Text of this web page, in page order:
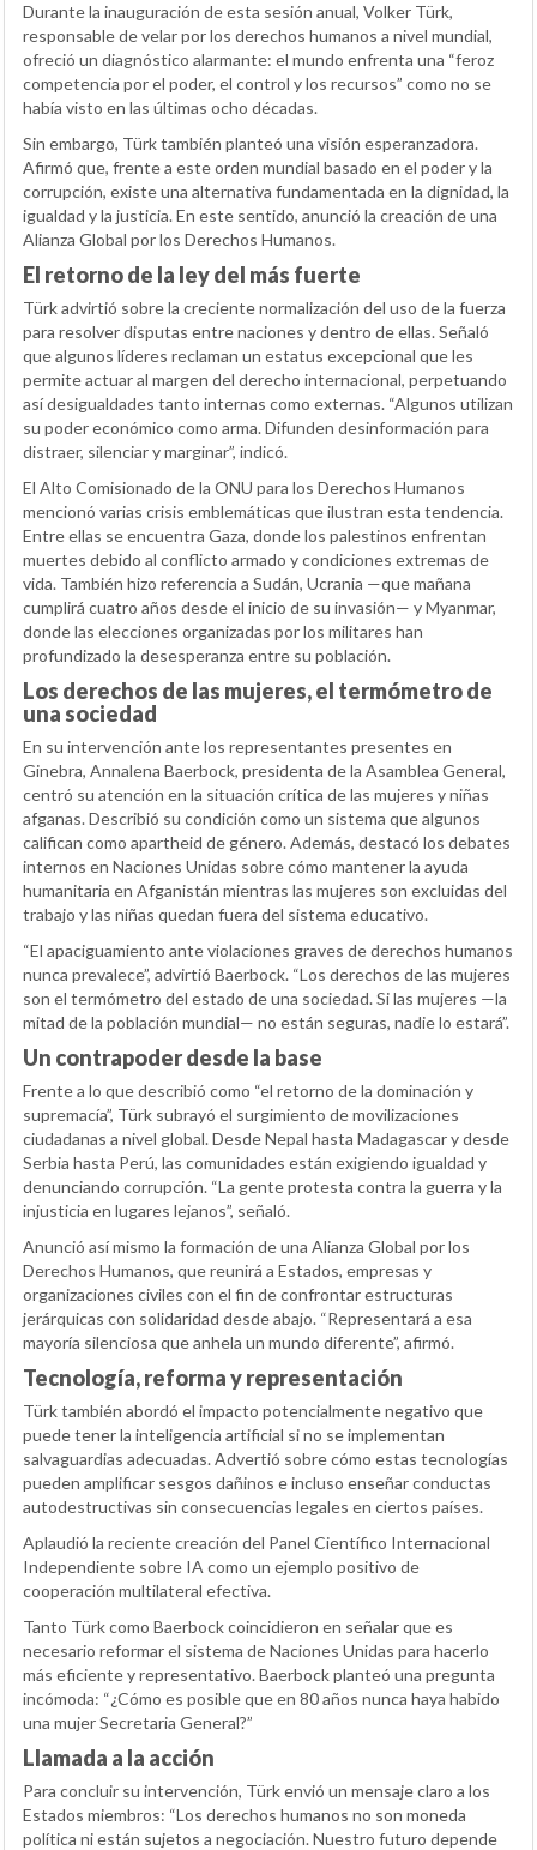
Durante la inauguración de esta sesión anual, Volker Türk,
responsable de velar por los derechos humanos a nivel mundial,
ofreció un diagnóstico alarmante: el mundo enfrenta una “feroz
competencia por el poder, el control y los recursos” como no se
había visto en las últimas ocho décadas.
Sin embargo, Türk también planteó una visión esperanzadora.
Afirmó que, frente a este orden mundial basado en el poder y la
corrupción, existe una alternativa fundamentada en la dignidad, la
igualdad y la justicia. En este sentido, anunció la creación de una
Alianza Global por los Derechos Humanos.
El retorno de la ley del más fuerte
Türk advirtió sobre la creciente normalización del uso de la fuerza
para resolver disputas entre naciones y dentro de ellas. Señaló
que algunos líderes reclaman un estatus excepcional que les
permite actuar al margen del derecho internacional, perpetuando
así desigualdades tanto internas como externas. “Algunos utilizan
su poder económico como arma. Difunden desinformación para
distraer, silenciar y marginar”, indicó.
El Alto Comisionado de la ONU para los Derechos Humanos
mencionó varias crisis emblemáticas que ilustran esta tendencia.
Entre ellas se encuentra Gaza, donde los palestinos enfrentan
muertes debido al conflicto armado y condiciones extremas de
vida. También hizo referencia a Sudán, Ucrania —que mañana
cumplirá cuatro años desde el inicio de su invasión— y Myanmar,
donde las elecciones organizadas por los militares han
profundizado la desesperanza entre su población.
Los derechos de las mujeres, el termómetro de
una sociedad
En su intervención ante los representantes presentes en
Ginebra, Annalena Baerbock, presidenta de la Asamblea General,
centró su atención en la situación crítica de las mujeres y niñas
afganas. Describió su condición como un sistema que algunos
califican como apartheid de género. Además, destacó los debates
internos en Naciones Unidas sobre cómo mantener la ayuda
humanitaria en Afganistán mientras las mujeres son excluidas del
trabajo y las niñas quedan fuera del sistema educativo.
“El apaciguamiento ante violaciones graves de derechos humanos
nunca prevalece”, advirtió Baerbock. “Los derechos de las mujeres
son el termómetro del estado de una sociedad. Si las mujeres —la
mitad de la población mundial— no están seguras, nadie lo estará”.
Un contrapoder desde la base
Frente a lo que describió como “el retorno de la dominación y
supremacía”, Türk subrayó el surgimiento de movilizaciones
ciudadanas a nivel global. Desde Nepal hasta Madagascar y desde
Serbia hasta Perú, las comunidades están exigiendo igualdad y
denunciando corrupción. “La gente protesta contra la guerra y la
injusticia en lugares lejanos”, señaló.
Anunció así mismo la formación de una Alianza Global por los
Derechos Humanos, que reunirá a Estados, empresas y
organizaciones civiles con el fin de confrontar estructuras
jerárquicas con solidaridad desde abajo. “Representará a esa
mayoría silenciosa que anhela un mundo diferente”, afirmó.
Tecnología, reforma y representación
Türk también abordó el impacto potencialmente negativo que
puede tener la inteligencia artificial si no se implementan
salvaguardias adecuadas. Advertió sobre cómo estas tecnologías
pueden amplificar sesgos dañinos e incluso enseñar conductas
autodestructivas sin consecuencias legales en ciertos países.
Aplaudió la reciente creación del Panel Científico Internacional
Independiente sobre IA como un ejemplo positivo de
cooperación multilateral efectiva.
Tanto Türk como Baerbock coincidieron en señalar que es
necesario reformar el sistema de Naciones Unidas para hacerlo
más eficiente y representativo. Baerbock planteó una pregunta
incómoda: “¿Cómo es posible que en 80 años nunca haya habido
una mujer Secretaria General?”
Llamada a la acción
Para concluir su intervención, Türk envió un mensaje claro a los
Estados miembros: “Los derechos humanos no son moneda
política ni están sujetos a negociación. Nuestro futuro depende